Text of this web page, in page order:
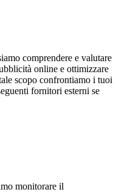
comprendere e valutare
online e ottimizzare
scopo confrontiamo i tuoi
fornitori esterni se
monitorare il